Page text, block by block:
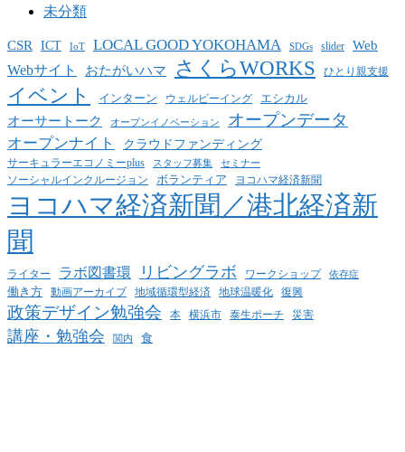
未分類
CSR ICT IoT LOCAL GOOD YOKOHAMA SDGs slider Web
Webサイト おたがいハマ さくらWORKS ひとり親支援
イベント インターン ウェルビーイング エシカル
オーサートーク オープンイノベーション オープンデータ
オープンナイト クラウドファンディング
サーキュラーエコノミーplus スタッフ募集 セミナー
ソーシャルインクルージョン ボランティア ヨコハマ経済新聞
ヨコハマ経済新聞／港北経済新
聞
ライター ラボ図書環 リビングラボ ワークショップ 依存症
働き方 動画アーカイブ 地域循環型経済 地球温暖化 復興
政策デザイン勉強会 本 横浜市 泰生ポーチ 災害
講座・勉強会 関内 食